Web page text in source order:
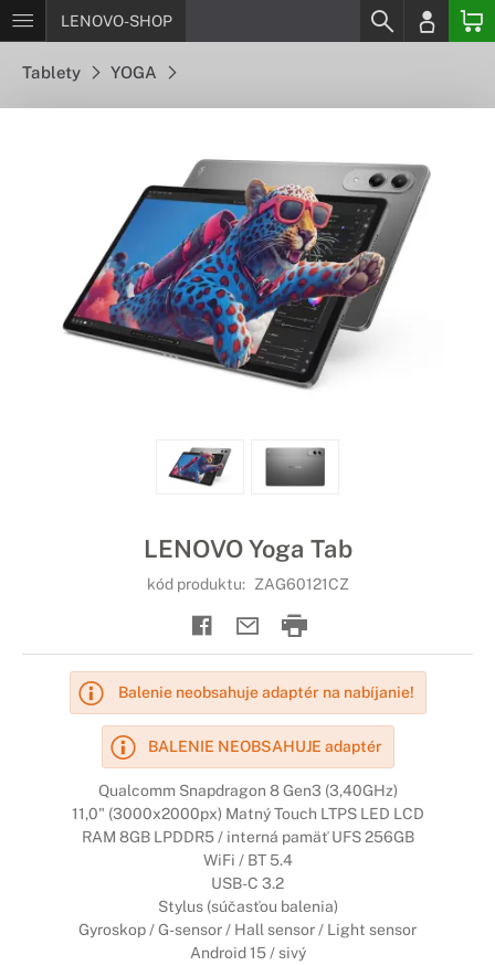
LENOVO-SHOP
Tablety YOGA
LENOVO Yoga Tab
kód produktu: ZAG60121CZ
Balenie neobsahuje adaptér na nabíjanie!
BALENIE NEOBSAHUJE adaptér
Qualcomm Snapdragon 8 Gen3 (3,40GHz)
11,0" (3000x2000px) Matný Touch LTPS LED LCD
RAM 8GB LPDDR5 / interná pamäť UFS 256GB
WiFi / BT 5.4
USB-C 3.2
Stylus (súčasťou balenia)
Gyroskop / G-sensor / Hall sensor / Light sensor
Android 15 / sivý